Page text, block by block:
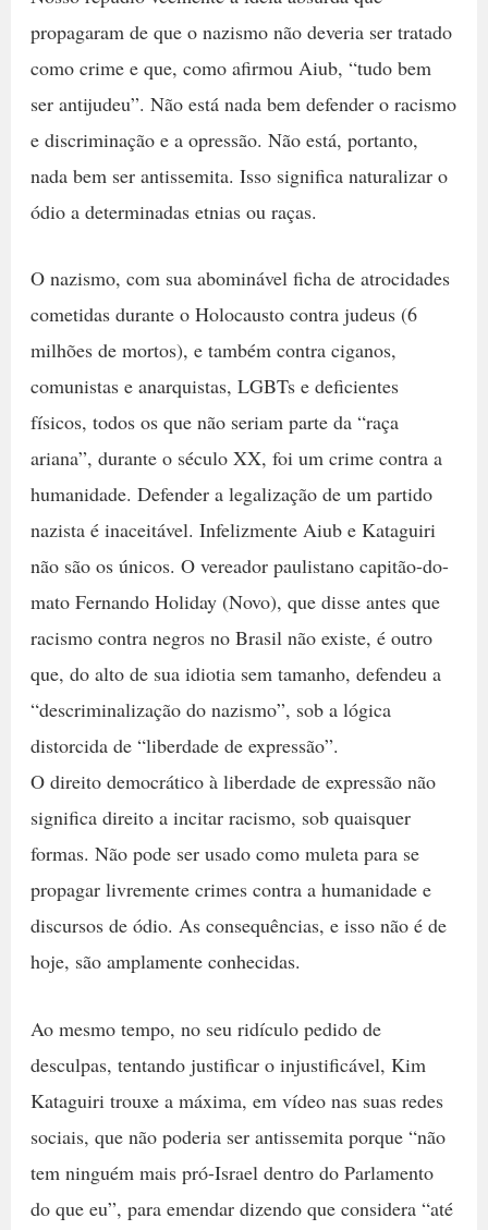
propagaram de que o nazismo não deveria ser tratado
como crime e que, como afirmou Aiub, “tudo bem
ser antijudeu”. Não está nada bem defender o racismo
e discriminação e a opressão. Não está, portanto,
nada bem ser antissemita. Isso significa naturalizar o
ódio a determinadas etnias ou raças.
O nazismo, com sua abominável ficha de atrocidades
cometidas durante o Holocausto contra judeus (6
milhões de mortos), e também contra ciganos,
comunistas e anarquistas, LGBTs e deficientes
físicos, todos os que não seriam parte da “raça
ariana”, durante o século XX, foi um crime contra a
humanidade. Defender a legalização de um partido
nazista é inaceitável. Infelizmente Aiub e Kataguiri
não são os únicos. O vereador paulistano capitão-do-
mato Fernando Holiday (Novo), que disse antes que
racismo contra negros no Brasil não existe, é outro
que, do alto de sua idiotia sem tamanho, defendeu a
“descriminalização do nazismo”, sob a lógica
distorcida de “liberdade de expressão”.
O direito democrático à liberdade de expressão não
significa direito a incitar racismo, sob quaisquer
formas. Não pode ser usado como muleta para se
propagar livremente crimes contra a humanidade e
discursos de ódio. As consequências, e isso não é de
hoje, são amplamente conhecidas.
Ao mesmo tempo, no seu ridículo pedido de
desculpas, tentando justificar o injustificável, Kim
Kataguiri trouxe a máxima, em vídeo nas suas redes
sociais, que não poderia ser antissemita porque “não
tem ninguém mais pró-Israel dentro do Parlamento
do que eu”, para emendar dizendo que considera “até